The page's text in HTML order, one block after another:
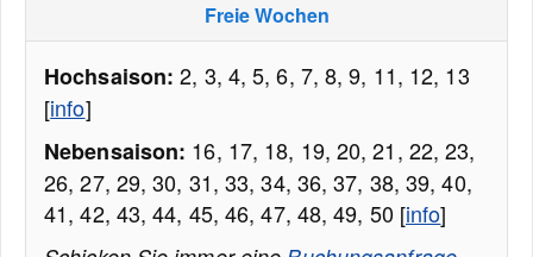
Freie Wochen
Hochsaison: 2, 3, 4, 5, 6, 7, 8, 9, 11, 12, 13
[info]
Nebensaison: 16, 17, 18, 19, 20, 21, 22, 23,
26, 27, 29, 30, 31, 33, 34, 36, 37, 38, 39, 40,
41, 42, 43, 44, 45, 46, 47, 48, 49, 50 [info]